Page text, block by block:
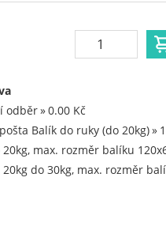
odběr
0.00 Kč
Balík do ruky (do 20kg)
20kg, max. rozměr balíku
20kg do 30kg, max. rozměr